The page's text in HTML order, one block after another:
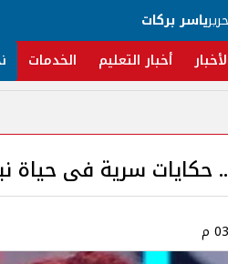
ياسر بركات
أخبار التعليم الخدمات
حكايات سرية فى حياة